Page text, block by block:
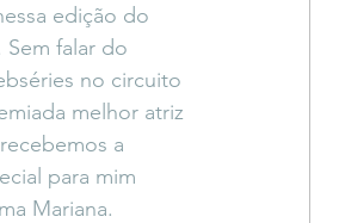
edição do
falar do
no circuito
melhor atriz
a
para mim
Mariana.